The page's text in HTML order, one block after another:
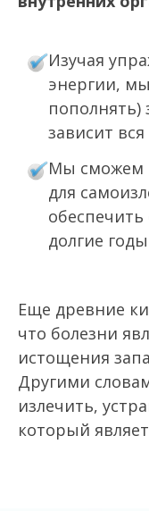
Изучая
энергии,
пополнять)
зависит
Мы сможем
для
обеспечить
долгие
Еще древние
что болезни
истощения
Другими
излечить,
который